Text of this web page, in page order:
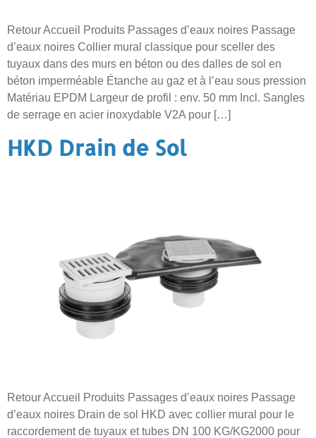
Retour Accueil Produits Passages d’eaux noires Passage
d’eaux noires Collier mural classique pour sceller des
tuyaux dans des murs en béton ou des dalles de sol en
béton imperméable Étanche au gaz et à l’eau sous pression
Matériau EPDM Largeur de profil : env. 50 mm Incl. Sangles
de serrage en acier inoxydable V2A pour […]
HKD Drain de Sol
Retour Accueil Produits Passages d’eaux noires Passage
d’eaux noires Drain de sol HKD avec collier mural pour le
raccordement de tuyaux et tubes DN 100 KG/KG2000 pour